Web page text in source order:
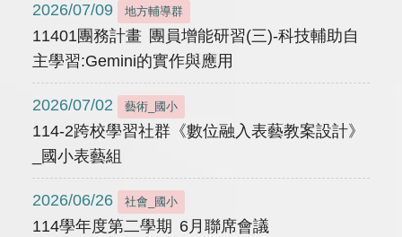
2026/07/09 地方輔導群
11401團務計畫 團員增能研習(三)-科技輔助自
主學習:Gemini的實作與應用
2026/07/02 藝術_國小
114-2跨校學習社群《數位融入表藝教案設計》
_國小表藝組
2026/06/26 社會_國小
114學年度第二學期 6月聯席會議